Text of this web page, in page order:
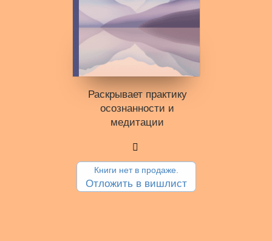
Раскрывает практику
осознанности и
медитации
Книги нет в продаже.
Отложить в вишлист